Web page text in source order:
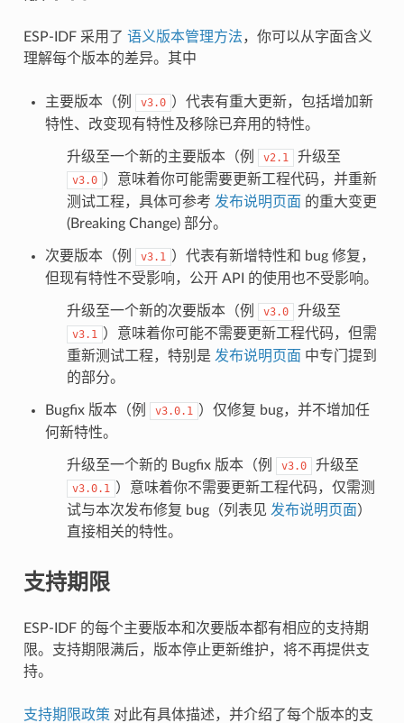
ESP-IDF 采用了 语义版本管理方法，你可以从字面含义
理解每个版本的差异。其中
主要版本（例 v3.0 ）代表有重大更新，包括增加新
特性、改变现有特性及移除已弃用的特性。
升级至一个新的主要版本（例 v2.1 升级至
v3.0 ）意味着你可能需要更新工程代码，并重新
测试工程，具体可参考 发布说明页面 的重大变更
(Breaking Change) 部分。
次要版本（例 v3.1 ）代表有新增特性和 bug 修复，
但现有特性不受影响，公开 API 的使用也不受影响。
升级至一个新的次要版本（例 v3.0 升级至
v3.1 ）意味着你可能不需要更新工程代码，但需
重新测试工程，特别是 发布说明页面 中专门提到
的部分。
Bugfix 版本（例 v3.0.1 ）仅修复 bug，并不增加任
何新特性。
升级至一个新的 Bugfix 版本（例 v3.0 升级至
v3.0.1 ）意味着你不需要更新工程代码，仅需测
试与本次发布修复 bug（列表见 发布说明页面）
直接相关的特性。
支持期限
ESP-IDF 的每个主要版本和次要版本都有相应的支持期
限。支持期限满后，版本停止更新维护，将不再提供支
持。
支持期限政策 对此有具体描述，并介绍了每个版本的支